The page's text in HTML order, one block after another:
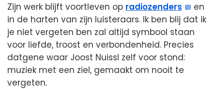
Zijn werk blijft voortleven op radiozenders
en
in de harten van zijn luisteraars. Ik ben blij dat ik
je niet vergeten ben zal altijd symbool staan
voor liefde, troost en verbondenheid. Precies
datgene waar Joost Nuissl zelf voor stond:
muziek met een ziel, gemaakt om nooit te
vergeten.